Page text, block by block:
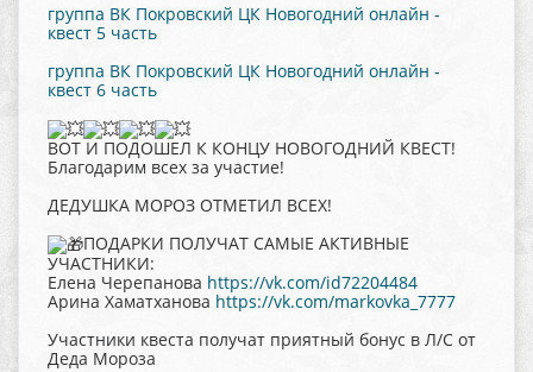
группа ВК Покровский ЦК Новогодний онлайн -
квест 5 часть
группа ВК Покровский ЦК Новогодний онлайн -
квест 6 часть
ВОТ И ПОДОШЕЛ К КОНЦУ НОВОГОДНИЙ КВЕСТ!
Благодарим всех за участие!
ДЕДУШКА МОРОЗ ОТМЕТИЛ ВСЕХ!
ПОДАРКИ ПОЛУЧАТ САМЫЕ АКТИВНЫЕ
УЧАСТНИКИ:
Елена Черепанова https://vk.com/id72204484
Арина Хаматханова https://vk.com/markovka_7777
Участники квеста получат приятный бонус в Л/С от
Деда Мороза